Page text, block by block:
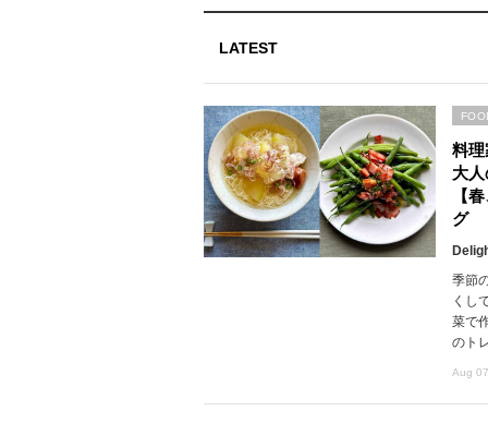
LATEST
料
大
【
グ
季節
くし
菜で
のト
Aug